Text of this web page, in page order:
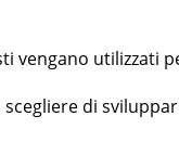
utilizzati
di